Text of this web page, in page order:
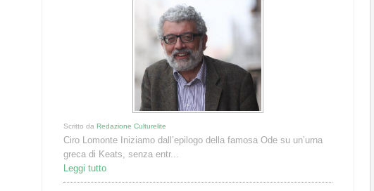
Scritto daRedazione Culturelite
Ciro Lomonte Iniziamo dall’epilogo della famosa Ode su un’urna
greca di Keats, senza entr...
Leggi tutto